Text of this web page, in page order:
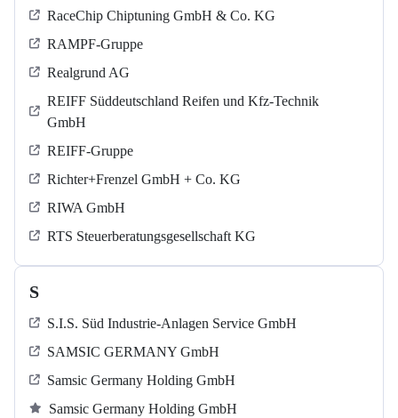
RaceChip Chiptuning GmbH & Co. KG
RAMPF-Gruppe
Realgrund AG
REIFF Süddeutschland Reifen und Kfz-Technik
GmbH
REIFF-Gruppe
Richter+Frenzel GmbH + Co. KG
RIWA GmbH
RTS Steuerberatungsgesellschaft KG
S
S.I.S. Süd Industrie-Anlagen Service GmbH
SAMSIC GERMANY GmbH
Samsic Germany Holding GmbH
Samsic Germany Holding GmbH